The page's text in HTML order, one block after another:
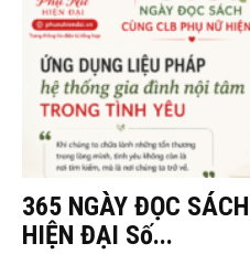
365 NGÀY ĐỌC
HIỆN ĐẠI Số...